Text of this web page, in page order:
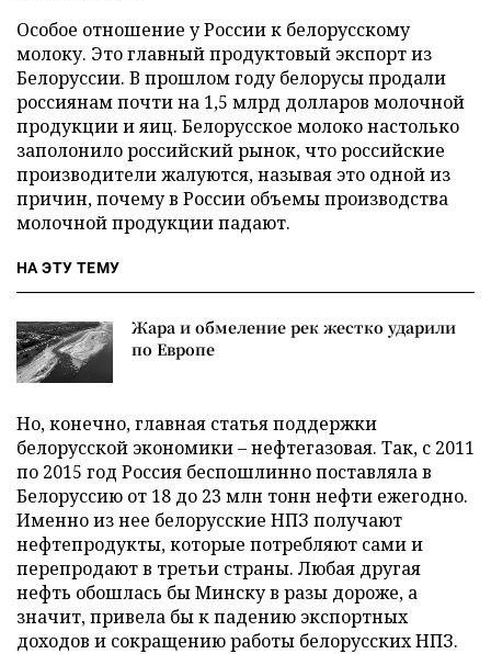
Особое отношение у России к белорусскому
молоку. Это главный продуктовый экспорт из
Белоруссии. В прошлом году белорусы продали
россиянам почти на 1,5 млрд долларов молочной
продукции и яиц. Белорусское молоко настолько
заполонило российский рынок, что российские
производители жалуются, называя это одной из
причин, почему в России объемы производства
молочной продукции падают.
НА ЭТУ ТЕМУ
Жара и обмеление рек жестко ударили
по Европе
Но, конечно, главная статья поддержки
белорусской экономики – нефтегазовая. Так, с 2011
по 2015 год Россия беспошлинно поставляла в
Белоруссию от 18 до 23 млн тонн нефти ежегодно.
Именно из нее белорусские НПЗ получают
нефтепродукты, которые потребляют сами и
перепродают в третьи страны. Любая другая
нефть обошлась бы Минску в разы дороже, а
значит, привела бы к падению экспортных
доходов и сокращению работы белорусских НПЗ.